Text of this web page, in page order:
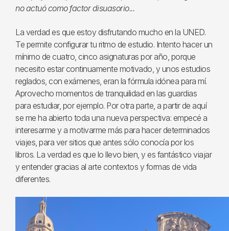
no actuó como factor disuasorio...
La verdad es que estoy disfrutando mucho en la UNED.
Te permite configurar tu ritmo de estudio. Intento hacer un
mínimo de cuatro, cinco asignaturas por año, porque
necesito estar continuamente motivado, y unos estudios
reglados, con exámenes, eran la fórmula idónea para mí.
Aprovecho momentos de tranquilidad en las guardias
para estudiar, por ejemplo. Por otra parte, a partir de aquí
se me ha abierto toda una nueva perspectiva: empecé a
interesarme y a motivarme más para hacer determinados
viajes, para ver sitios que antes sólo conocía por los
libros. La verdad es que lo llevo bien, y es fantástico viajar
y entender gracias al arte contextos y formas de vida
diferentes.